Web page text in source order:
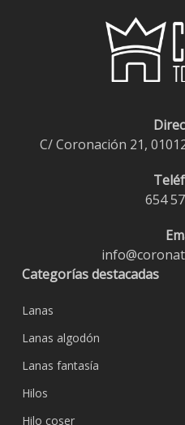
C/ Coronación 21,
654
Categorías destacadas
Lanas
Lanas algodón
Lanas fantasía
Hilos
Hilo coser